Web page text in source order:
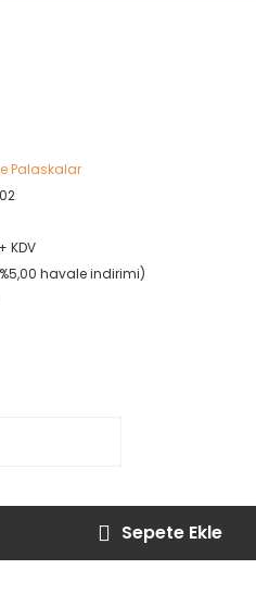
Palaskalar
KDV
havale indirimi)
Sepete Ekle